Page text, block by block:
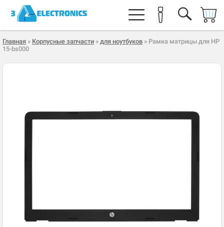
Главная » Корпусные запчасти » для ноутбуков » Рамка матрицы для HP
15-bs000